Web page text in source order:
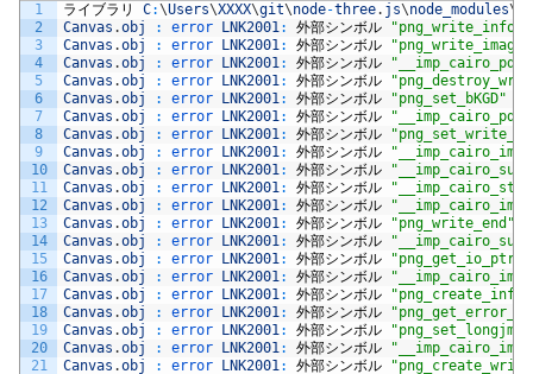
1
2
3
4
5
6
7
8
9
10
11
12
13
14
15
16
17
18
19
20
21
ライブラリ C:\Users\XXXX\git\node-three. js\node_modules\
Canvas .obj : error LNK2001: 外部シンボル "png_write_info"
Canvas .obj : error LNK2001: 外部シンボル
"png_write_image"
Canvas .obj : error LNK2001: 外部シンボル
Canvas .obj : error LNK2001: 外部シンボル
Canvas .obj : error LNK2001: 外部シンボル "png_set_bKGD"
Canvas .obj : error LNK2001: 外部シンボル
Canvas .obj : error LNK2001: 外部シンボル
Canvas .obj : error LNK2001: 外部シンボル
Canvas .obj : error LNK2001: 外部シンボル
Canvas .obj : error LNK2001: 外部シンボル
Canvas .obj : error LNK2001: 外部シンボル
Canvas .obj : error LNK2001: 外部シンボル "png_write_end"
Canvas .obj : error LNK2001: 外部シンボル
Canvas .obj : error LNK2001: 外部シンボル "png_get_io_ptr"
Canvas .obj : error LNK2001: 外部シンボル
Canvas .obj : error LNK2001: 外部シンボル
Canvas .obj : error LNK2001: 外部シンボル
Canvas .obj : error LNK2001: 外部シンボル
Canvas .obj : error LNK2001: 外部シンボル
Canvas .obj : error LNK2001: 外部シンボル